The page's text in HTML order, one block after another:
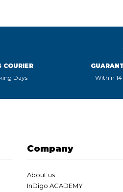
COURIER
Days
Within
Company
About us
InDigo ACADEMY